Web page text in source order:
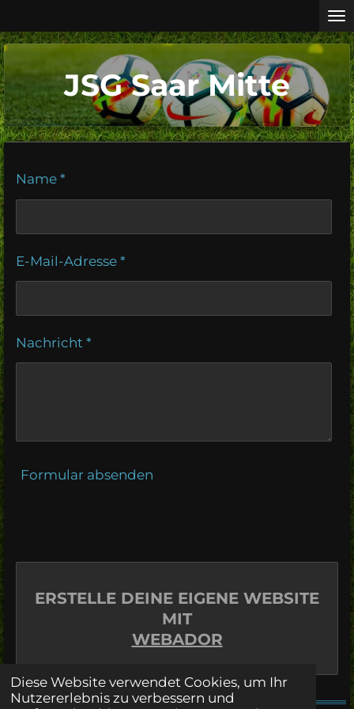
Diese Website verwendet Cookies, um Ihr
Nutzererlebnis zu verbessern und
Hauptinhalt
springen
JSG Saar Mitte
Name *
E-Mail-Adresse *
Nachricht *
Formular absenden
ERSTELLE DEINE EIGENE WEBSITE
MIT
WEBADOR